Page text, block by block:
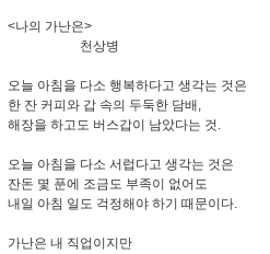
<나의 가난은>
천상병
오늘 아침을 다소 행복하다고 생각는 것은
한 잔 커피와 갑 속의 두둑한 담배,
해장을 하고도 버스갑이 남았다는 것.
오늘 아침을 다소 서럽다고 생각는 것은
잔돈 몇 푼에 조금도 부족이 없어도
내일 아침 일도 걱정해야 하기 때문이다.
가난은 내 직업이지만